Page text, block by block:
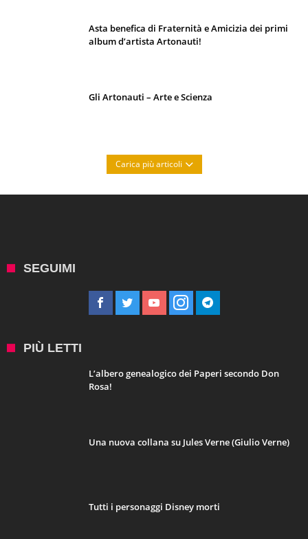
Asta benefica di Fraternità e Amicizia dei primi
album d’artista Artonauti!
Gli Artonauti – Arte e Scienza
Carica più articoli
SEGUIMI
PIÙ LETTI
L’albero genealogico dei Paperi secondo Don
Rosa!
Una nuova collana su Jules Verne (Giulio Verne)
Tutti i personaggi Disney morti